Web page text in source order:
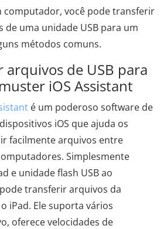
computador, você pode transferir
de uma unidade USB para um
métodos comuns.
arquivos de USB para
iOS Assistant
é um poderoso software de
iOS que ajuda os
facilmente arquivos entre
Simplesmente
e unidade flash USB ao
transferir arquivos da
iPad. Ele suporta vários
oferece velocidades de